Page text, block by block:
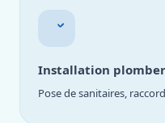
Installation
Pose de sanitaires,